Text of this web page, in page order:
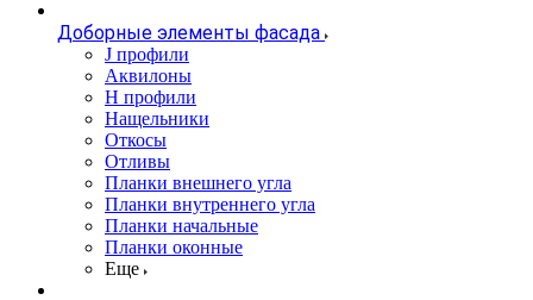
Доборные элементы фасада
J профили
Аквилоны
Н профили
Нащельники
Откосы
Отливы
Планки внешнего угла
Планки внутреннего угла
Планки начальные
Планки оконные
Еще